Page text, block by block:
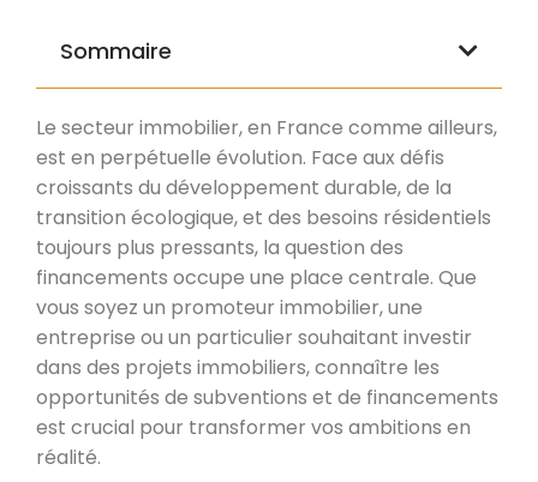
Sommaire
Le secteur immobilier, en France comme ailleurs,
est en perpétuelle évolution. Face aux défis
croissants du développement durable, de la
transition écologique, et des besoins résidentiels
toujours plus pressants, la question des
financements occupe une place centrale. Que
vous soyez un promoteur immobilier, une
entreprise ou un particulier souhaitant investir
dans des projets immobiliers, connaître les
opportunités de subventions et de financements
est crucial pour transformer vos ambitions en
réalité.